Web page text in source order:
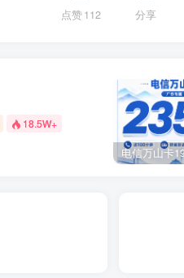
点赞112 分享
18.5W+